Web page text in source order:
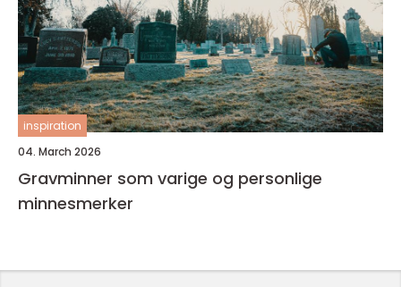
inspiration
04. March 2026
Gravminner som varige og personlige
minnesmerker